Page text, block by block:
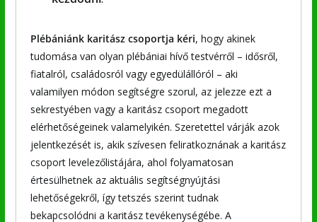
Plébániánk karitász csoportja kéri, hogy akinek
tudomása van olyan plébániai hívő testvérről – idősről,
fiatalról, családosról vagy egyedülállóról – aki
valamilyen módon segítségre szorul, az jelezze ezt a
sekrestyében vagy a karitász csoport megadott
elérhetőségeinek valamelyikén. Szeretettel várják azok
jelentkezését is, akik szívesen feliratkoznának a karitász
csoport levelezőlistájára, ahol folyamatosan
értesülhetnek az aktuális segítségnyújtási
lehetőségekről, így tetszés szerint tudnak
bekapcsolódni a karitász tevékenységébe. A